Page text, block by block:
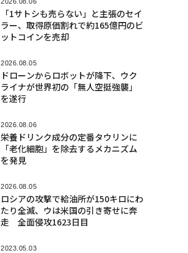
「1サトシも売らない」と主張のセイ
ラー、取得原価割れで約165億円のビ
ットコインを売却
2026.08.05
ドローンからロボットが降下、ウク
ライナが世界初の「無人空挺強襲」
を遂行
2026.08.06
栄養ドリンク成分の定番タウリンに
「老化細胞」を除去するメカニズム
を発見
2026.08.05
ロシアの攻撃で給油所が150キロにわ
たり全滅、ウは米国の引き寄せに奔
走 全面侵攻1623日目
2023.05.03